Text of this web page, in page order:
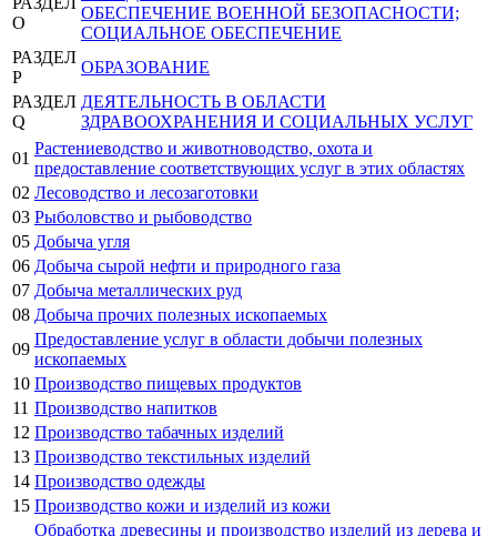
O
ОБЕСПЕЧЕНИЕ ВОЕННОЙ БЕЗОПАСНОСТИ;
СОЦИАЛЬНОЕ ОБЕСПЕЧЕНИЕ
РАЗДЕЛ
P
ОБРАЗОВАНИЕ
РАЗДЕЛ
Q
ДЕЯТЕЛЬНОСТЬ В ОБЛАСТИ
ЗДРАВООХРАНЕНИЯ И СОЦИАЛЬНЫХ УСЛУГ
01
Растениеводство и животноводство, охота и
предоставление соответствующих услуг в этих областях
02 Лесоводство и лесозаготовки
03 Рыболовство и рыбоводство
05 Добыча угля
06 Добыча сырой нефти и природного газа
07 Добыча металлических руд
08 Добыча прочих полезных ископаемых
09
Предоставление услуг в области добычи полезных
ископаемых
10 Производство пищевых продуктов
11 Производство напитков
12 Производство табачных изделий
13 Производство текстильных изделий
14 Производство одежды
15 Производство кожи и изделий из кожи
Обработка древесины и производство изделий из дерева и